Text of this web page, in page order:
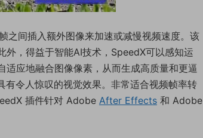
之间插入额外图像来加速或减慢视频速度。该
外，得益于智能AI技术，SpeedX可以感知运
应地融合图像像素，从而生成高质量和更逼
令人惊叹的视觉效果。非常适合视频帧率转
插件针对 Adob​​e After Effects 和 Adob​​e